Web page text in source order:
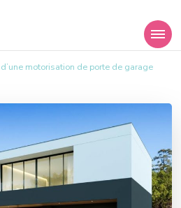
d’une motorisation de porte de garage